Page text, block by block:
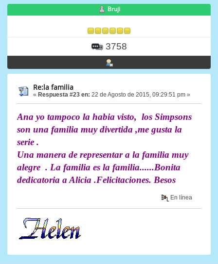
Bruji
3758
Re:la familia
« Respuesta #23 en: 22 de Agosto de 2015, 09:29:51 pm »
Ana yo tampoco la habia visto, los Simpsons
son una familia muy divertida ,me gusta la
serie .
Una manera de representar a la familia muy
alegre . La familia es la familia......Bonita
dedicatoria a Alicia .Felicitaciones. Besos
En línea